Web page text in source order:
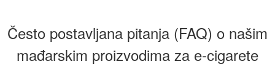
Često postavljana pitanja (FAQ) o našim
mađarskim proizvodima za e-cigarete